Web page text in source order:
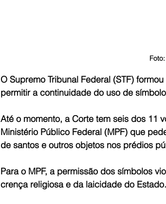
O Supremo Tribunal Federal (STF)
permitir a continuidade do uso de
Até o momento, a Corte tem seis dos 11
Ministério Público Federal (MPF) que
de santos e outros objetos nos prédios
Para o MPF, a permissão dos símbolos
crença religiosa e da laicidade do Estado.